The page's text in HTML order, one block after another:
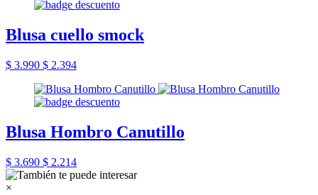
Blusa cuello smock
$ 3.990 $ 2.394
Blusa Hombro Canutillo
$ 3.690 $ 2.214
×